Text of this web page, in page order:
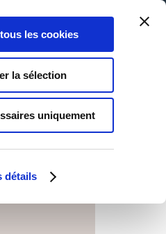
détails
les cookies
la sélection
uniquement
0
Panier
0